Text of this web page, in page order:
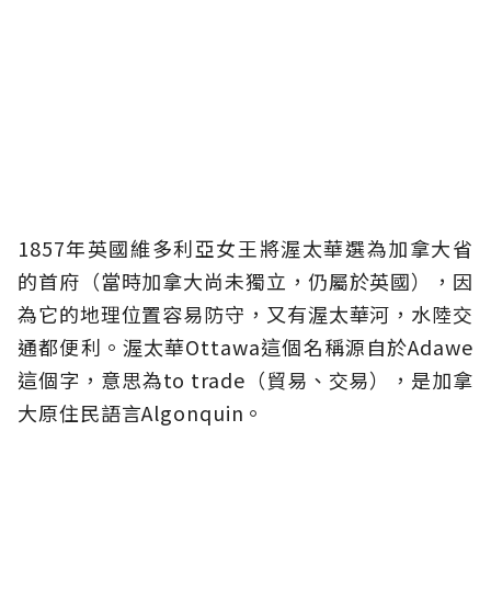
1857年英國維多利亞女王將渥太華選為加拿大省
的首府（當時加拿大尚未獨立，仍屬於英國），因
為它的地理位置容易防守，又有渥太華河，水陸交
通都便利。渥太華Ottawa這個名稱源自於Adawe
這個字，意思為to trade（貿易、交易），是加拿
大原住民語言Algonquin。